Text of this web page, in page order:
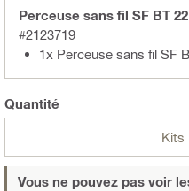
Perceuse sans fil SF BT
#2123719
1x Perceuse sans fil SF
Quantité
Kits
Vous ne pouvez pas voir